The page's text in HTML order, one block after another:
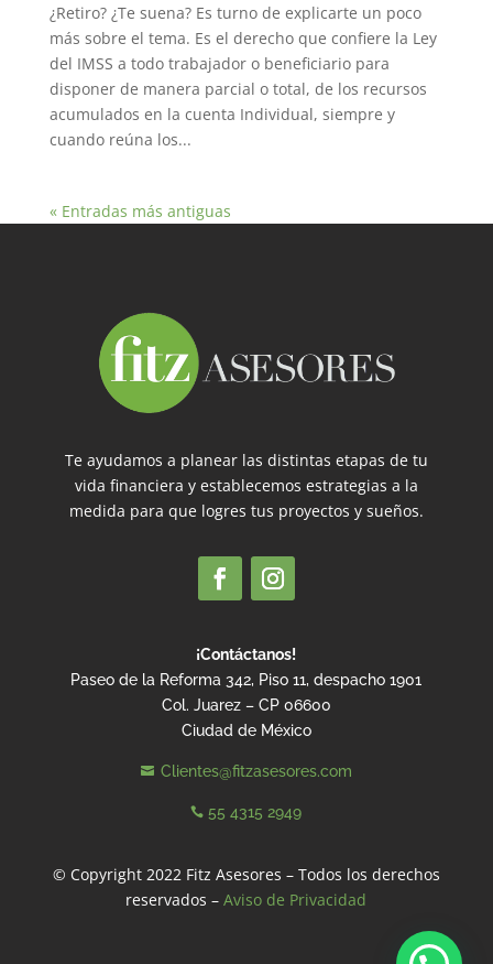
¿Retiro? ¿Te suena? Es turno de explicarte un poco
más sobre el tema. Es el derecho que confiere la Ley
del IMSS a todo trabajador o beneficiario para
disponer de manera parcial o total, de los recursos
acumulados en la cuenta Individual, siempre y
cuando reúna los...
« Entradas más antiguas
Te ayudamos a planear las distintas etapas de tu
vida financiera y establecemos estrategias a la
medida para que logres tus proyectos y sueños.
¡Contáctanos!
Paseo de la Reforma 342, Piso 11, despacho 1901
Col. Juarez – CP 06600
Ciudad de México
 Clientes@fitzasesores.com
 55 4315 2949
© Copyright 2022 Fitz Asesores – Todos los derechos
reservados –Aviso de Privacidad